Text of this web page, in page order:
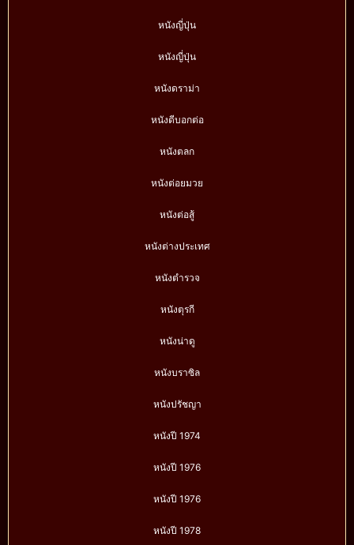
หนังญี่ปุ่น
หนังญี่ปุ่น
หนังดราม่า
หนังดีบอกต่อ
หนังตลก
หนังต่อยมวย
หนังต่อสู้
หนังต่างประเทศ
หนังตำรวจ
หนังตุรกี
หนังน่าดู
หนังบราซิล
หนังปรัชญา
หนังปี 1974
หนังปี 1976
หนังปี 1976
หนังปี 1978